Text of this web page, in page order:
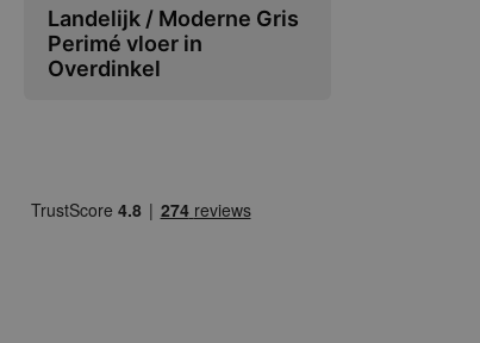
Landelijk / Moderne Gris
Perimé vloer in
Overdinkel